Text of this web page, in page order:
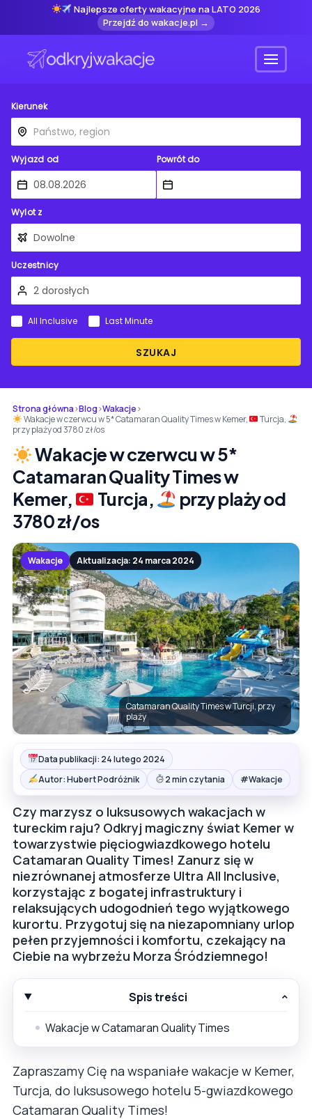
Najlepsze oferty wakacyjne na LATO 2026
Przejdź do wakacje.pl →
Menu
Kierunek
Wyjazd od Powrót do
Wylot z
Uczestnicy
SZUKAJ
All Inclusive Last Minute
Strona główna›Blog›Wakacje›
Wakacje w czerwcu w 5* Catamaran Quality Times w Kemer,
Turcja,
przy plaży od 3780 zł/os
Wakacje w czerwcu w 5*
Catamaran Quality Times w
Kemer,
Turcja,
przy plaży od
3780 zł/os
Wakacje Aktualizacja: 24 marca 2024
Catamaran Quality Times w Turcji, przy
plaży
Data publikacji: 24 lutego 2024
Autor: Hubert Podróżnik
2 min czytania #Wakacje
Czy marzysz o luksusowych wakacjach w
tureckim raju? Odkryj magiczny świat Kemer w
towarzystwie pięciogwiazdkowego hotelu
Catamaran Quality Times! Zanurz się w
niezrównanej atmosferze Ultra All Inclusive,
korzystając z bogatej infrastruktury i
relaksujących udogodnień tego wyjątkowego
kurortu. Przygotuj się na niezapomniany urlop
pełen przyjemności i komfortu, czekający na
Ciebie na wybrzeżu Morza Śródziemnego!
Spis treści
Wakacje w Catamaran Quality Times
Zapraszamy Cię na wspaniałe wakacje w Kemer,
Turcja, do luksusowego hotelu 5-gwiazdkowego
Catamaran Quality Times!